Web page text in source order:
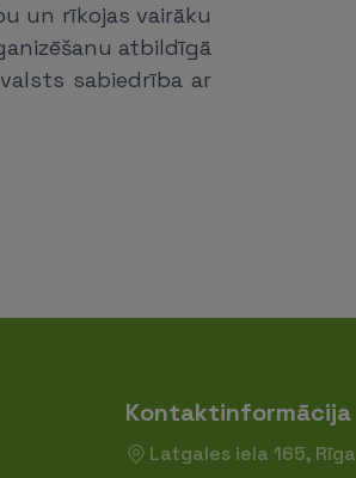
un rīkojas vairāku
atbildīgā
sabiedrība ar
Kontaktinformācija
Latgales iela 165, Rīga